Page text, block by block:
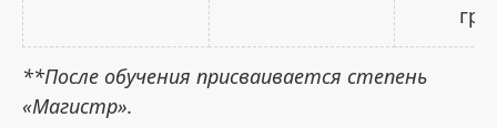
**После обучения присваивается степень
«Магистр».